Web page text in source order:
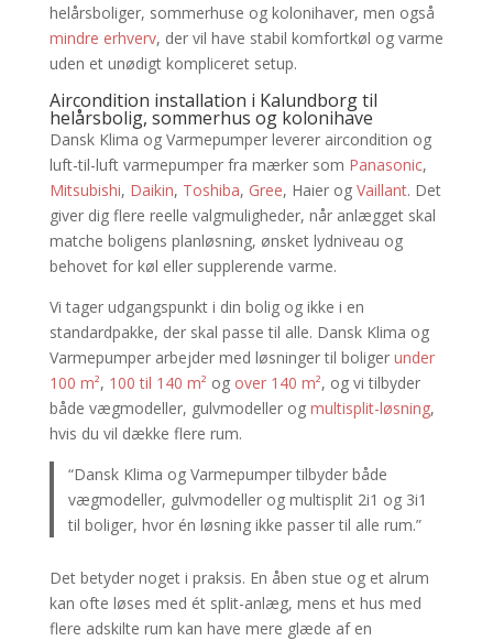
helårsboliger, sommerhuse og kolonihaver, men også
mindre erhverv, der vil have stabil komfortkøl og varme
uden et unødigt kompliceret setup.
Aircondition installation i Kalundborg til
helårsbolig, sommerhus og kolonihave
Dansk Klima og Varmepumper leverer aircondition og
luft-til-luft varmepumper fra mærker som Panasonic,
Mitsubishi, Daikin, Toshiba, Gree, Haier og Vaillant. Det
giver dig flere reelle valgmuligheder, når anlægget skal
matche boligens planløsning, ønsket lydniveau og
behovet for køl eller supplerende varme.
Vi tager udgangspunkt i din bolig og ikke i en
standardpakke, der skal passe til alle. Dansk Klima og
Varmepumper arbejder med løsninger til boliger under
100 m², 100 til 140 m² og over 140 m², og vi tilbyder
både vægmodeller, gulvmodeller og multisplit-løsning,
hvis du vil dække flere rum.
“Dansk Klima og Varmepumper tilbyder både
vægmodeller, gulvmodeller og multisplit 2i1 og 3i1
til boliger, hvor én løsning ikke passer til alle rum.”
Det betyder noget i praksis. En åben stue og et alrum
kan ofte løses med ét split-anlæg, mens et hus med
flere adskilte rum kan have mere glæde af en